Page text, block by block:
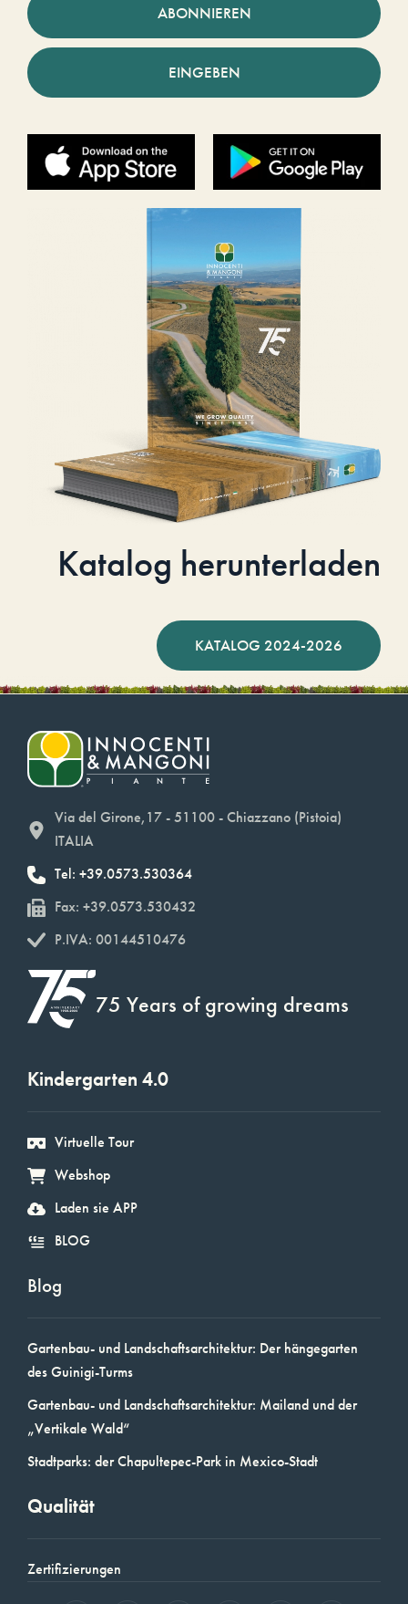
ABONNIEREN
EINGEBEN
Katalog herunterladen
KATALOG 2024-2026
Via del Girone,17 - 51100 - Chiazzano (Pistoia)
ITALIA
Tel: +39.0573.530364
Fax: +39.0573.530432
P.IVA: 00144510476
75 Years of growing dreams
Kindergarten 4.0
Virtuelle Tour
Webshop
Laden sie APP
BLOG
Blog
Gartenbau- und Landschaftsarchitektur: Der hängegarten
des Guinigi-Turms
Gartenbau- und Landschaftsarchitektur: Mailand und der
„Vertikale Wald“
Stadtparks: der Chapultepec-Park in Mexico-Stadt
Qualität
Zertifizierungen